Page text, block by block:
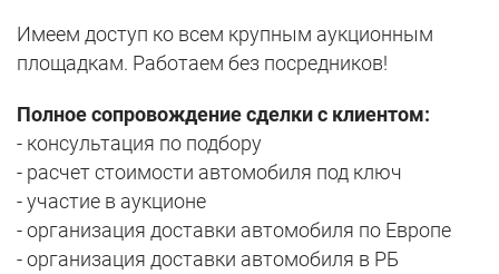
Имеем доступ ко всем крупным аукционным
площадкам. Работаем без посредников!
Полное сопровождение сделки с клиентом:
- консультация по подбору
- расчет стоимости автомобиля под ключ
- участие в аукционе
- организация доставки автомобиля по Европе
- организация доставки автомобиля в РБ